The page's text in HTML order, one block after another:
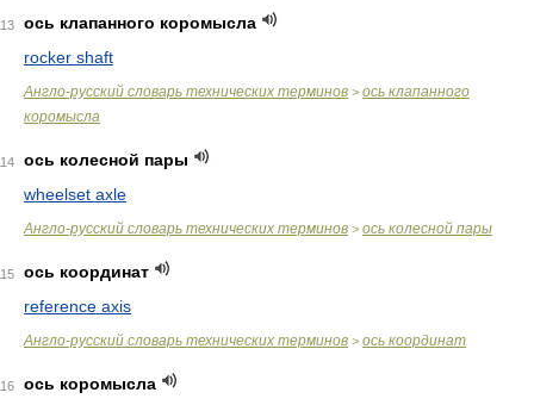
ось клапанного коромысла
rocker shaft
Англо-русский словарь технических терминов > ось клапанного
коромысла
ось колесной пары
wheelset axle
Англо-русский словарь технических терминов > ось колесной пары
ось координат
reference axis
Англо-русский словарь технических терминов > ось координат
ось коромысла